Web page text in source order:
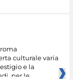
culturale varia
e la
per le